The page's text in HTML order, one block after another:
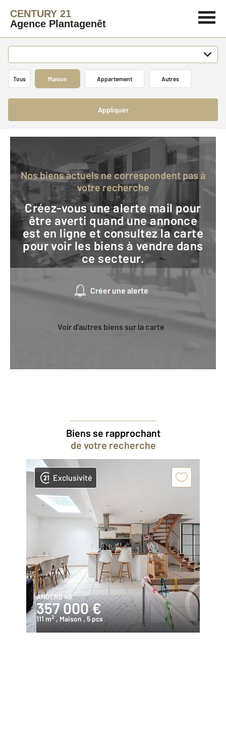
CENTURY 21
Agence Plantagenêt
Tous Maison Appartement Autres
Appliquer
Nos biens actuels ne correspondent pas à
votre recherche
Créez-vous une alerte mail pour
être averti quand une annonce
est en ligne et consultez la carte
pour voir les biens à vendre dans
ce secteur.
Créer une alerte
Voir d'autres biens sur la carte
Biens se rapprochant
de votre recherche
Exclusivité
ANGERS 49
357 000 €
111 m2 , Maison, 5 pcs